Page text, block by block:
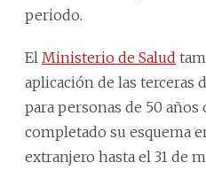
periodo.
El Ministerio de Salud
aplicación de las terceras
para personas de 50 años
completado su esquema
extranjero hasta el 31 de